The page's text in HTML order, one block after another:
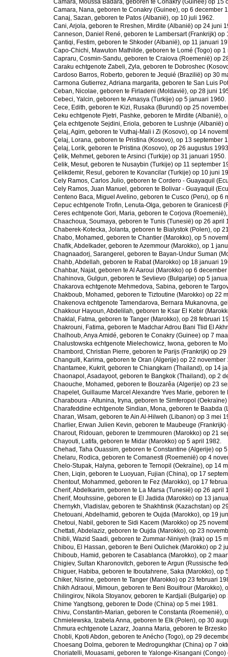
Camara, Moussa Badara, geboren te Conakry (Guinee) op 15
Camara, Nana, geboren te Conakry (Guinee), op 6 december
Canaj, Sazan, geboren te Patos (Albanië), op 10 juli 1962.
Cani, Arjola, geboren te Rreshen, Mirdite (Albanië) op 24 juni
Canneson, Daniel René, geboren te Lambersart (Frankrijk) op
Çantiqi, Festim, geboren te Shkoder (Albanië), op 11 januari
Capo-Chichi, Mawuton Mathilde, geboren te Lomé (Togo) op 1
Capraru, Cosmin-Sandu, geboren te Craiova (Roemenië) op
Caraku echtgenote Zabeli, Zyla, geboren te Dobroshec
Cardoso Barros, Roberto, geboren te Jequié (Brazilië) op 30
Carmona Gutierrez, Adriana margarita, geboren te San Luis
Ceban, Nicolae, geboren te Firladeni (Moldavië), op 28 juni
Cebeci, Yalcin, geboren te Amasya (Turkije) op 5 januari 1960.
Cece, Edith, geboren te Kizi, Rusaka (Burundi) op 25
Ceku echtgenote Pjetri, Pashke, geboren te Mirdite (Albanië),
Çela echtgenote Sejdini, Eriola, geboren te Lushnje (Albanië)
Çelaj, Agim, geboren te Vuthaj-Mali i Zi (Kosovo), op 14
Çelaj, Lorana, geboren te Pristina (Kosovo), op 13 september
Çelaj, Lorik, geboren te Pristina (Kosovo), op 26 augustus
Çelik, Mehmet, geboren te Arsinci (Turkije) op 31 januari 1950.
Celik, Mesut, geboren te Nusaybin (Turkije) op 11 september
Çelikdemir, Resul, geboren te Kovancilar (Turkije) op 10 juni
Cely Ramos, Carlos Julio, geboren te Cordero - Guayaquil
Cely Ramos, Juan Manuel, geboren te Bolivar - Guayaquil
Centeno Baca, Miguel Avelino, geboren te Cusco (Peru), op 6
Cepuc echtgenote Trofin, Lenuta-Olga, geboren te Granicesti
Ceres echtgenote Gori, Maria, geboren te Corjova
Chaachoua, Soumaya, geboren te Tunis (Tunesië) op 26 april
Chaberek-Kotecka, Jolanta, geboren te Bialystok (Polen), op
Chabo, Mohamed, geboren te Chantier (Marokko), op 5
Chafik, Abdelkader, geboren te Azemmour (Marokko), op 1
Chagnaadorj, Sarangerel, geboren te Bayan-Undur Suman
Chahb, Abdellah, geboren te Rabat (Marokko) op 18 januari
Chahbar, Najat, geboren te Al Aaroui (Marokko) op 6
Chahinova, Gulgun, geboren te Sevlievo (Bulgarije) op 5
Chakarova echtgenote Mehmedova, Sabina, geboren te
Chakboub, Mohamed, geboren te Tiztoutine (Marokko) op 22
Chakenova echtgenote Tamendarova, Bernara Mukanovna,
Chakkour Hayoun, Abdelilah, geboren te Ksar El Kebir
Chaklal, Fatma, geboren te Tanger (Marokko), op 28 februari
Chakrouni, Fatima, geboren te Madchar Adrou Bani Tlid El
Chalhoub, Anya Amidé, geboren te Conakry (Guinee) op 7
Chalustowska echtgenote Mielechowicz, Iwona, geboren te
Chambord, Christian Pierre, geboren te Parijs (Frankrijk) op
Changuiti, Karima, geboren te Oran (Algerije) op 22 november
Chantamee, Kukrit, geboren te Chiangkarn (Thailand), op 14
Chaonapol, Asadayoot, geboren te Bangkok (Thailand), op 2
Chaouche, Mohamed, geboren te Bouzarêa (Algerije) op 23
Chapelet, Guillaume Marcel Alexandre Yves Marie, geboren
Charaboura - Altunina, Iryna, geboren te Simferopol
Charafeddine echtgenote Sindian, Mona, geboren te Baabda
Charan, Wisam, geboren te Ain Al-Hilweh (Libanon) op 3 mei
Charlier, Erwan Julien Kevin, geboren te Maubeuge
Charout, Ridouan, geboren te Izemmouren (Marokko) op 21
Chayouti, Latifa, geboren te Midar (Marokko) op 5 april 1982.
Chehad, Taha Ouassim, geboren te Constantine (Algerije) op
Chelaru, Rodica, geboren te Comanesti (Roemenië) op 4
Chelo-Stupak, Halyna, geboren te Ternopil (Oekraïne), op 14
Chen, Liqin, geboren te Luoyuan, Fujian (China), op 17
Chentouf, Mohammed, geboren te Fez (Marokko), op 17
Cherif, Abdelkarim, geboren te La Marsa (Tunesië) op 26 april
Cherif, Mouhssine, geboren te El Jadida (Marokko) op 13
Chernykh, Vladislav, geboren te Shakhtinsk (Kazachstan) op
Chetouani, Abdelhamid, geboren te Oujda (Marokko), op 19
Chetoui, Nabil, geboren te Sidi Kacem (Marokko) op 25
Chettati, Abdelaziz, geboren te Oujda (Marokko), op 23
Chibli, Wazid Saadi, geboren te Zummar-Niniyeh (Irak) op 15
Chibou, El Hassan, geboren te Beni Oulichek (Marokko) op 2
Chiboub, Hamid, geboren te Casablanca (Marokko), op 2
Chigiev, Sultan Kharonovitch, geboren te Argun (Russische
Chiguer, Habiba, geboren te Iboutahrene, Saka (Marokko), op
Chiker, Nisrine, geboren te Tanger (Marokko) op 23 februari
Chikh Adraoui, Mimoun, geboren te Beni Bouifrour (Marokko),
Chilingirov, Nikola Stoyanov, geboren te Kardjali (Bulgarije)
Chime Yangtsong, geboren te Dode (China) op 5 mei 1981.
Chivu, Constantin-Marian, geboren te Constanta (Roemenië),
Chmielewska, Izabela Anna, geboren te Elk (Polen), op 30
Chmura echtgenote Lazarz, Joanna Maria, geboren te
Chobli, Kpoti Abdon, geboren te Anécho (Togo), op 29
Choesang Dolma, geboren te Medrogungkhar (China) op 7
Choriatelli, Mouasami, geboren te Yalonge-Kisangani